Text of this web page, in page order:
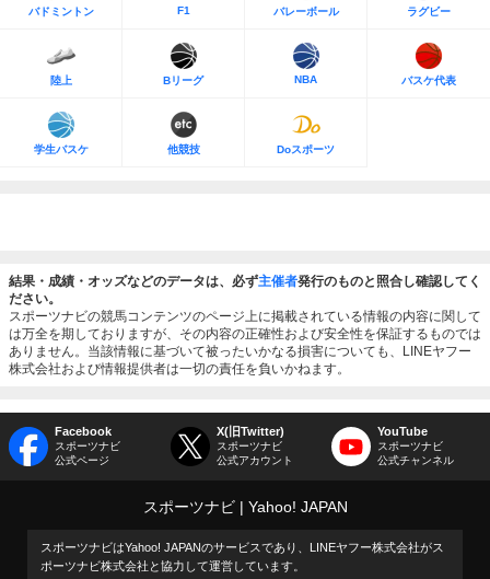
バドミントン F1 バレーボール ラグビー
陸上 Bリーグ NBA バスケ代表
学生バスケ 他競技 Doスポーツ
結果・成績・オッズなどのデータは、必ず主催者発行のものと照合し確認してく
ださい。
スポーツナビの競馬コンテンツのページ上に掲載されている情報の内容に関して
は万全を期しておりますが、その内容の正確性および安全性を保証するものでは
ありません。当該情報に基づいて被ったいかなる損害についても、LINEヤフー
株式会社および情報提供者は一切の責任を負いかねます。
Facebook
スポーツナビ
公式ページ
X(旧Twitter)
スポーツナビ
公式アカウント
YouTube
スポーツナビ
公式チャンネル
スポーツナビ Yahoo! JAPAN
スポーツナビはYahoo! JAPANのサービスであり、LINEヤフー株式会社がス
ポーツナビ株式会社と協力して運営しています。